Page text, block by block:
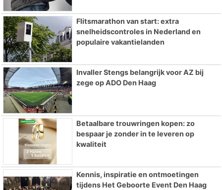
Flitsmarathon van start: extra
snelheidscontroles in Nederland en
populaire vakantielanden
Invaller Stengs belangrijk voor AZ bij
zege op ADO Den Haag
Betaalbare trouwringen kopen: zo
bespaar je zonder in te leveren op
kwaliteit
Kennis, inspiratie en ontmoetingen
tijdens Het Geboorte Event Den Haag